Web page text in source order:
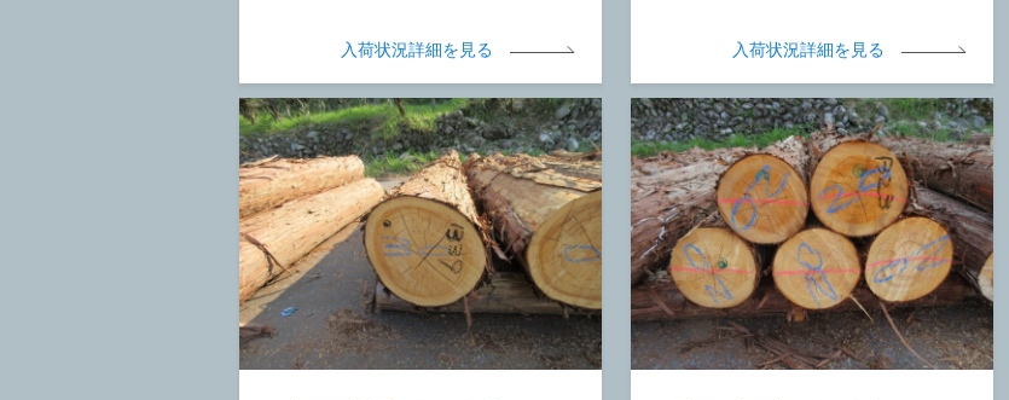
入荷状況詳細を見る 入荷状況詳細を見る